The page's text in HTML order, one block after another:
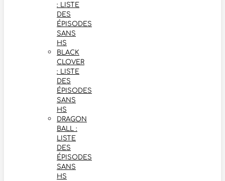
: LISTE
DES
ÉPISODES
SANS
HS
BLACK
CLOVER
: LISTE
DES
ÉPISODES
SANS
HS
DRAGON
BALL :
LISTE
DES
ÉPISODES
SANS
HS